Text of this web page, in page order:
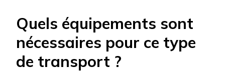
Quels équipements sont
nécessaires pour ce type
de transport ?